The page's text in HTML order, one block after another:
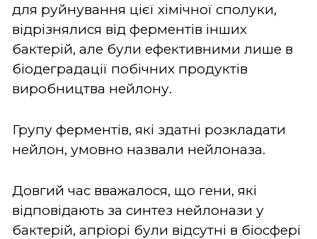
для руйнування цієї хімічної сполуки,
відрізнялися від ферментів інших
бактерій, але були ефективними лише в
біодеградації побічних продуктів
виробництва нейлону.
Групу ферментів, які здатні розкладати
нейлон, умовно назвали нейлоназа.
Довгий час вважалося, що гени, які
відповідають за синтез нейлонази у
бактерій, апріорі були відсутні в біосфері